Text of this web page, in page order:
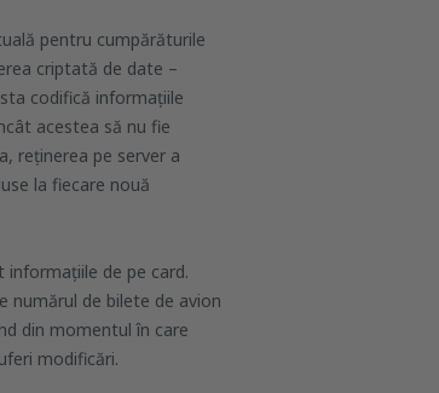
pentru cumpărăturile
criptată de date –
codifică informațiile
acestea să nu fie
reținerea pe server a
la fiecare nouă
de pe card.
numărul de bilete de avion
din momentul în care
modificări.